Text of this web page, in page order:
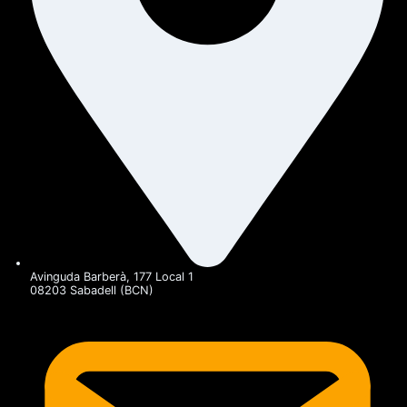
Avinguda Barberà, 177 Local 1
08203 Sabadell (BCN)